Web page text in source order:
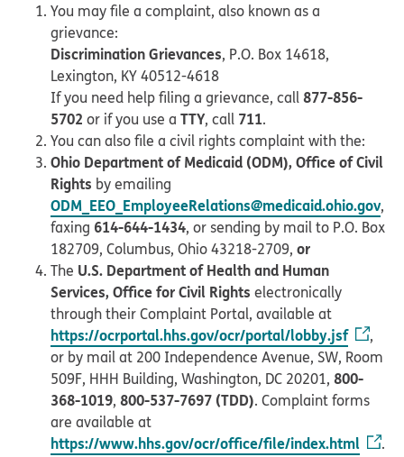
You may file a complaint, also known as a
grievance:
Discrimination Grievances, P.O. Box 14618,
Lexington, KY 40512-4618
If you need help filing a grievance, call877-856-
5702 or if you use a TTY, call 711.
You can also file a civil rights complaint with the:
Ohio Department of Medicaid (ODM), Office of Civil
Rights by emailing
ODM_EEO_EmployeeRelations@medicaid.ohio.gov,
faxing 614-644-1434, or sending by mail to P.O. Box
182709, Columbus, Ohio 43218-2709, or
The U.S. Department of Health and Human
Services, Office for Civil Rights electronically
through their Complaint Portal, available at
https://ocrportal.hhs.gov/ocr/portal/lobby.jsf
,
or by mail at 200 Independence Avenue, SW, Room
509F, HHH Building, Washington, DC 20201, 800-
368-1019, 800-537-7697 (TDD). Complaint forms
are available at
https://www.hhs.gov/ocr/office/file/index.html .